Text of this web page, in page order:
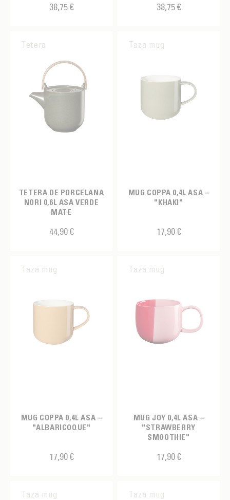
38,75 € 38,75 €
Tetera
TETERA DE PORCELANA
NORI 0,6L ASA VERDE
MATE
44,90 €
Taza mug
MUG COPPA 0,4L ASA –
"KHAKI"
17,90 €
Taza mug
MUG COPPA 0,4L ASA –
"ALBARICOQUE"
17,90 €
Taza mug
MUG JOY 0,4L ASA –
"STRAWBERRY
SMOOTHIE"
17,90 €
Taza mug Taza mug